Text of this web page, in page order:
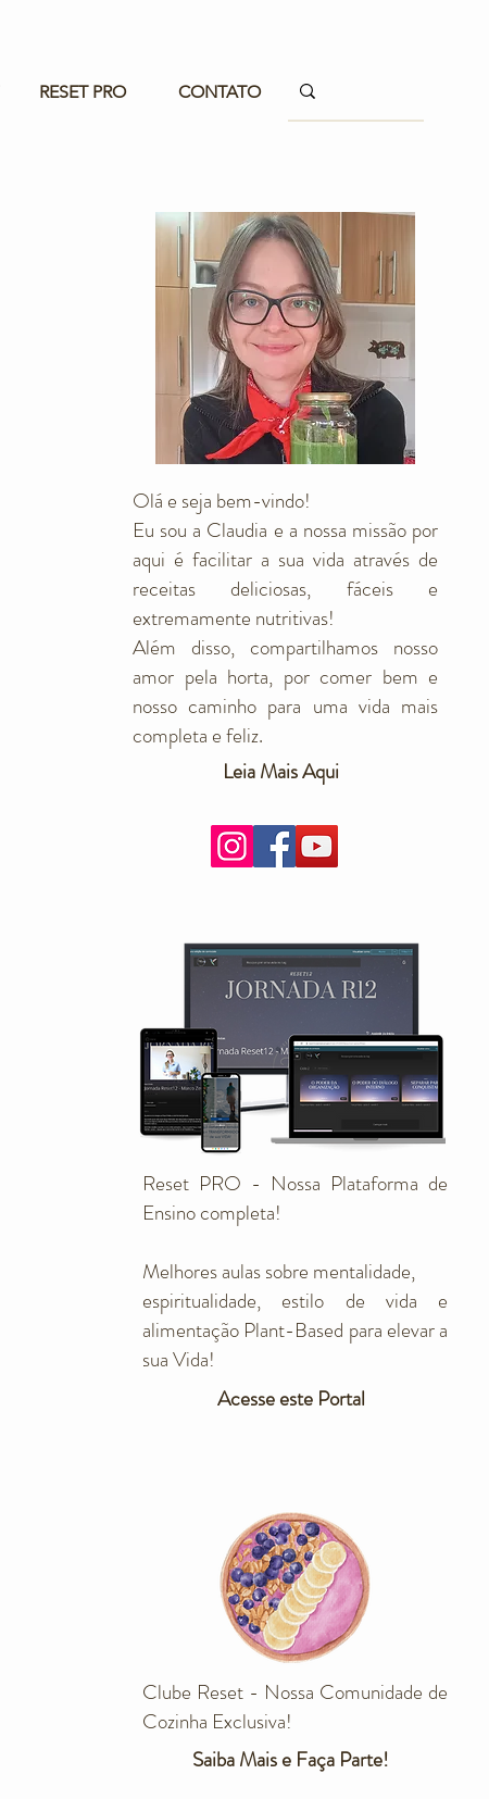
RESET PRO CONTATO
Olá e seja bem-vindo!
Eu sou a Claudia e a nossa missão por
aqui é facilitar a sua vida através de
receitas deliciosas, fáceis e
extremamente nutritivas!
Além disso, compartilhamos nosso
amor pela horta, por comer bem e
nosso caminho para uma vida mais
completa e feliz.
Leia Mais Aqui
Reset PRO - Nossa Plataforma de
Ensino completa!
Melhores aulas sobre mentalidade,
espiritualidade, estilo de vida e
alimentação Plant-Based para elevar a
sua Vida!
Acesse este Portal
Clube Reset - Nossa Comunidade de
Cozinha Exclusiva!
Saiba Mais e Faça Parte!